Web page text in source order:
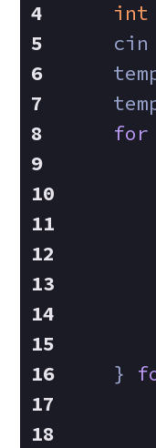
int
cin
for
    }